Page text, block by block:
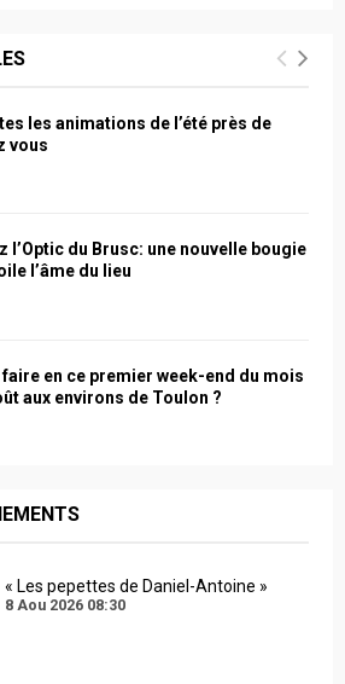
les animations de l’été près de
vous
l’Optic du Brusc: une nouvelle bougie
l’âme du lieu
faire en ce premier week-end du mois
aux environs de Toulon ?
« Les pepettes de Daniel-Antoine »
8 Aou 2026 08:30